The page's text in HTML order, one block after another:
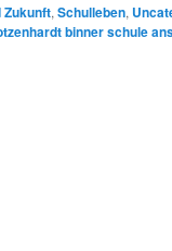
Zukunft, Schulleben,
binner schule